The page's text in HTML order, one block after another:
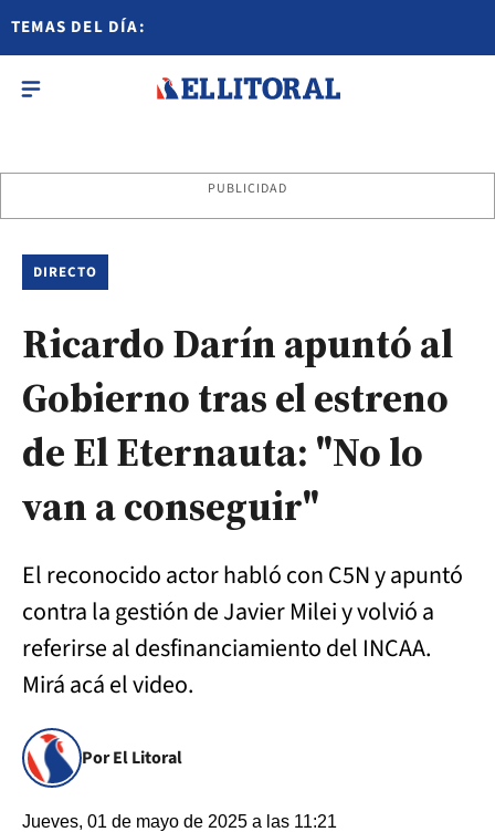
TEMAS DEL DÍA:
PUBLICIDAD
DIRECTO
Ricardo Darín apuntó al
Gobierno tras el estreno
de El Eternauta: "No lo
van a conseguir"
El reconocido actor habló con C5N y apuntó
contra la gestión de Javier Milei y volvió a
referirse al desfinanciamiento del INCAA.
Mirá acá el video.
Por El Litoral
Jueves, 01 de mayo de 2025 a las 11:21